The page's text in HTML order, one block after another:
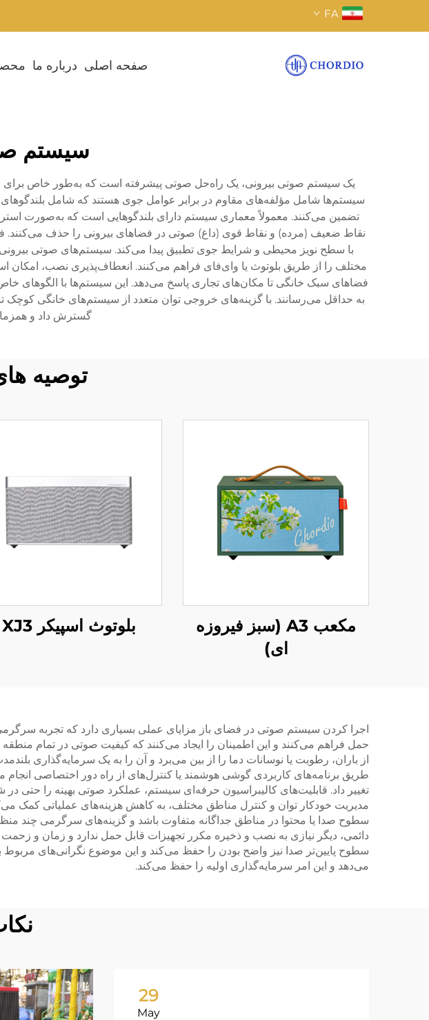
FA
صفحه اصلی درباره ما
سیستم
یک سیستم صوتی بیرونی، یک راه‌حل صوتی پیشرفته است که به‌طور خاص برای
سیستم‌ها شامل مؤلفه‌های مقاوم در برابر عوامل جوی هستند که شامل
تضمین می‌کنند. معمولاً معماری سیستم دارای بلندگوهایی است که به‌صورت
با سطح نویز محیطی و شرایط جوی تطبیق پیدا می‌کند. سیستم‌های صوتی
مختلف را از طریق بلوتوث یا وای‌فای فراهم می‌کنند. انعطاف‌پذیری نصب، امکان
فضاهای سبک خانگی تا مکان‌های تجاری پاسخ می‌دهد. این سیستم‌ها با الگوهای
به حداقل می‌رسانند. با گزینه‌های خروجی توان متعدد از سیستم‌های خانگی
گسترش داد و
توصیه
مکعب A3 (سبز فیروزه
ای)
بلوتوث اسپیکر XJ3
اجرا کردن سیستم صوتی در فضای باز مزایای عملی بسیاری دارد که تجربه
حمل فراهم می‌کنند و این اطمینان را ایجاد می‌کنند که کیفیت صوتی در تمام
از باران، رطوبت یا نوسانات دما را از بین می‌برد و آن را به یک سرمایه‌گذاری
طریق برنامه‌های کاربردی گوشی هوشمند یا کنترل‌های از راه دور اختصاصی
تغییر داد. قابلیت‌های کالیبراسیون حرفه‌ای سیستم، عملکرد صوتی بهینه را حتی
مدیریت خودکار توان و کنترل مناطق مختلف، به کاهش هزینه‌های عملیاتی کمک
سطوح صدا یا محتوا در مناطق جداگانه متفاوت باشد و گزینه‌های سرگرمی چند
دائمی، دیگر نیازی به نصب و ذخیره مکرر تجهیزات قابل حمل ندارد و زمان و
سطوح پایین‌تر صدا نیز واضح بودن را حفظ می‌کند و این موضوع نگرانی‌های
می‌دهد و این امر سرمایه‌گذاری اولیه را حفظ می‌کند.
29
May